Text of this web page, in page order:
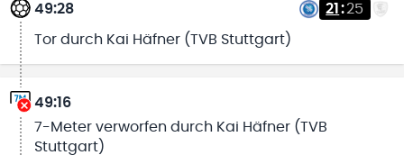
49:28 21 :25
Tor durch Kai Häfner (TVB Stuttgart)
49:16
7-Meter verworfen durch Kai Häfner (TVB
Stuttgart)